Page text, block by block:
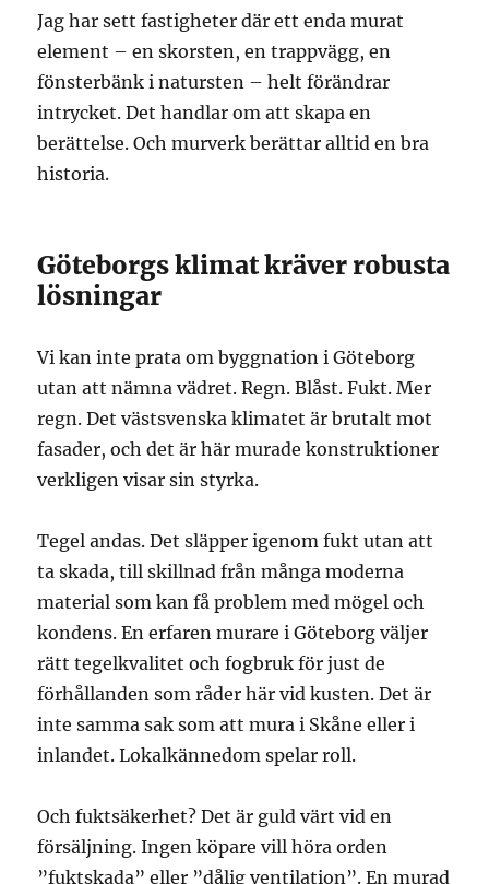
Jag har sett fastigheter där ett enda murat
element – en skorsten, en trappvägg, en
fönsterbänk i natursten – helt förändrar
intrycket. Det handlar om att skapa en
berättelse. Och murverk berättar alltid en bra
historia.
Göteborgs klimat kräver robusta
lösningar
Vi kan inte prata om byggnation i Göteborg
utan att nämna vädret. Regn. Blåst. Fukt. Mer
regn. Det västsvenska klimatet är brutalt mot
fasader, och det är här murade konstruktioner
verkligen visar sin styrka.
Tegel andas. Det släpper igenom fukt utan att
ta skada, till skillnad från många moderna
material som kan få problem med mögel och
kondens. En erfaren murare i Göteborg väljer
rätt tegelkvalitet och fogbruk för just de
förhållanden som råder här vid kusten. Det är
inte samma sak som att mura i Skåne eller i
inlandet. Lokalkännedom spelar roll.
Och fuktsäkerhet? Det är guld värt vid en
försäljning. Ingen köpare vill höra orden
”fuktskada” eller ”dålig ventilation”. En murad